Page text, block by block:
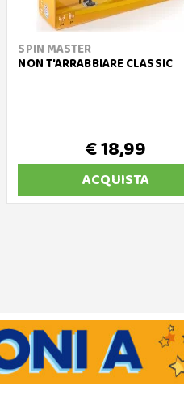
SPIN MASTER
NON T'ARRABBIARE CLASSIC
€ 18,99
ACQUISTA